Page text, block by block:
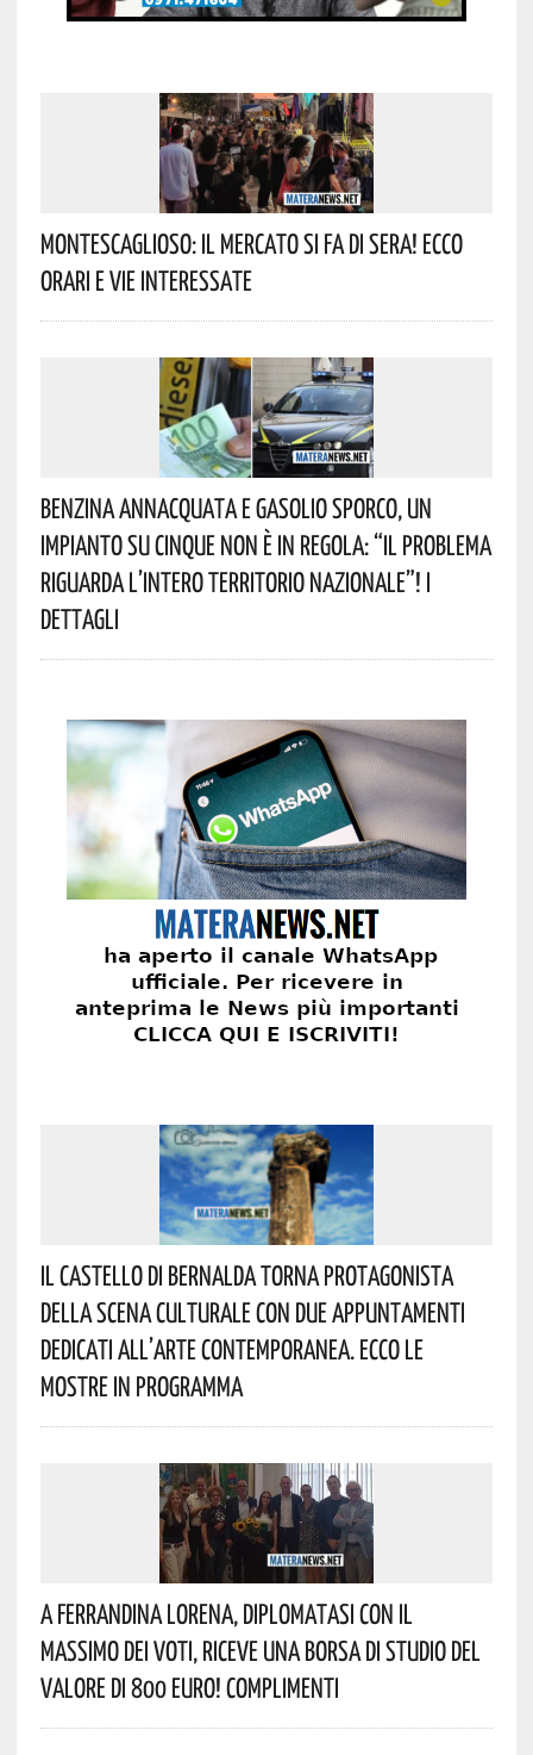
Montescaglioso: Il Mercato Si Fa Di Sera! Ecco
Orari E Vie Interessate
Benzina Annacquata E Gasolio Sporco, Un
Impianto Su Cinque Non È In Regola: “il Problema
Riguarda L’intero Territorio Nazionale”! I
Dettagli
Il Castello Di Bernalda Torna Protagonista
Della Scena Culturale Con Due Appuntamenti
Dedicati All’arte Contemporanea. Ecco Le
Mostre In Programma
A Ferrandina Lorena, Diplomatasi Con Il
Massimo Dei Voti, Riceve Una Borsa Di Studio Del
Valore Di 800 Euro! Complimenti